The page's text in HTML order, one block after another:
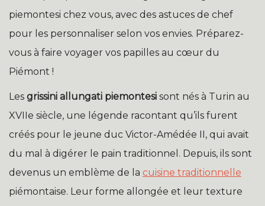
piemontesi chez vous, avec des astuces de chef
pour les personnaliser selon vos envies. Préparez-
vous à faire voyager vos papilles au cœur du
Piémont !
Les grissini allungati piemontesi sont nés à Turin au
XVIIe siècle, une légende racontant qu’ils furent
créés pour le jeune duc Victor-Amédée II, qui avait
du mal à digérer le pain traditionnel. Depuis, ils sont
devenus un emblème de la cuisine traditionnelle
piémontaise. Leur forme allongée et leur texture